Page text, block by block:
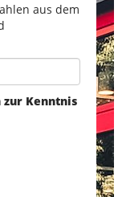
aus dem
Kenntnis